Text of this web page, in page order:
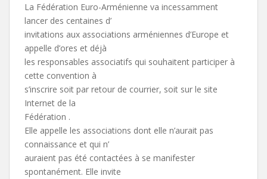
La Fédération Euro-Arménienne va incessamment
lancer des centaines d’
invitations aux associations arméniennes d’Europe et
appelle d’ores et déjà
les responsables associatifs qui souhaitent participer à
cette convention à
s’inscrire soit par retour de courrier, soit sur le site
Internet de la
Fédération .
Elle appelle les associations dont elle n’aurait pas
connaissance et qui n’
auraient pas été contactées à se manifester
spontanément. Elle invite